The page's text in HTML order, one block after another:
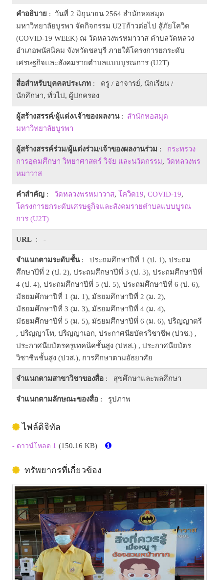
คำอธิบาย : วันที่ 2 มิถุนายน 2564 สำนักหอสมุด
มหาวิทยาลัยบูรพา จัดกิจกรรม U2Tก้าวต่อไป สู้ภัยโควิด
(COVID-19 WEEK) ณ วัดหลวงพรหมาวาส ตำบลวัดหลวง
อำเภอพนัสนิคม จังหวัดชลบุรี ภายใต้โครงการยกระดับ
เศรษฐกิจและสังคมรายตำบลแบบบูรณการ (U2T)
สื่อสำหรับบุคคลประเภท : ครู / อาจารย์, นักเรียน /
นักศึกษา, ทั่วไป, ผู้ปกครอง
ผู้สร้างสรรค์/ผู้แต่ง/เจ้าของผลงาน: สำนักหอสมุด
มหาวิทยาลัยบูรพา
ผู้สร้างสรรค์ร่วม/ผู้แต่งร่วม/เจ้าของผลงานร่วม : กระทรวง
การอุดมศึกษา วิทยาศาสตร์ วิจัย และนวัตกรรม, วัดหลวงพร
หมาวาส
คำสำคัญ : วัดหลวงพรหมาวาส, โควิด19, COVID-19,
โครงการยกระดับเศรษฐกิจและสังคมรายตำบลแบบบูรณ
การ (U2T)
URL : -
จำแนกตามระดับชั้น: ประถมศึกษาปีที่ 1 (ป. 1), ประถม
ศึกษาปีที่ 2 (ป. 2), ประถมศึกษาปีที่ 3 (ป. 3), ประถมศึกษาปีที่
4 (ป. 4), ประถมศึกษาปีที่ 5 (ป. 5), ประถมศึกษาปีที่ 6 (ป. 6),
มัธยมศึกษาปีที่ 1 (ม. 1), มัธยมศึกษาปีที่ 2 (ม. 2),
มัธยมศึกษาปีที่ 3 (ม. 3), มัธยมศึกษาปีที่ 4 (ม. 4),
มัธยมศึกษาปีที่ 5 (ม. 5), มัธยมศึกษาปีที่ 6 (ม. 6), ปริญญาตรี
, ปริญญาโท, ปริญญาเอก, ประกาศนียบัตรวิชาชีพ (ปวช.) ,
ประกาศนียบัตรครูเทคนิคชั้นสูง (ปทส.) , ประกาศนียบัตร
วิชาชีพชั้นสูง (ปวส.), การศึกษาตามอัธยาศัย
จำแนกตามสาขาวิชาของสื่อ : สุขศึกษาและพลศึกษา
จำแนกตามลักษณะของสื่อ : รูปภาพ
ไฟล์ดิจิทัล
- ดาวน์โหลด 1 (150.16 KB)
ทรัพยากรที่เกี่ยวข้อง